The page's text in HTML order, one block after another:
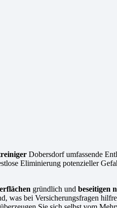
Dobersdorf umfassende
Eliminierung potenzieller
gründlich und beseitigen
was bei Versicherungsfragen